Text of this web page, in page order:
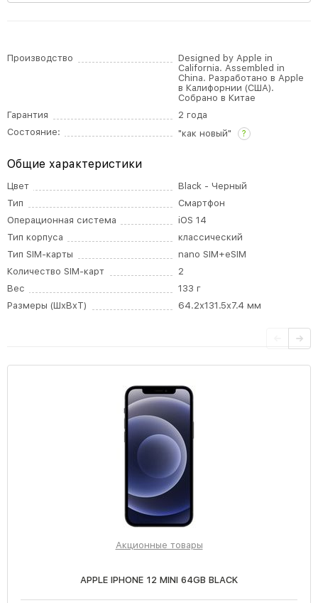
Производство
Designed by Apple in
California. Assembled in
China. Разработано в Apple
в Калифорнии (США).
Собрано в Китае
Гарантия
2 года
Состояние:
"как новый" ?
Общие характеристики
Цвет
Black - Черный
Тип
Смартфон
Операционная система
iOS 14
Тип корпуса
классический
Тип SIM-карты
nano SIM+eSIM
Количество SIM-карт
2
Вес
133 г
Размеры (ШxВxТ)
64.2x131.5x7.4 мм
Акционные товары
APPLE IPHONE 12 MINI 64GB BLACK